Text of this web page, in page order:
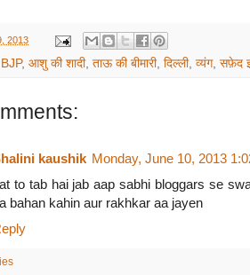
2013
BJP, आशु की शादी, ताऊ की बीमारी, दिल्ली, व्यंग, सफ़ेद
kaushik Monday, June 10, 2013
to tab hai jab aap sabhi bloggars se
bahan kahin aur rakhkar aa jayen